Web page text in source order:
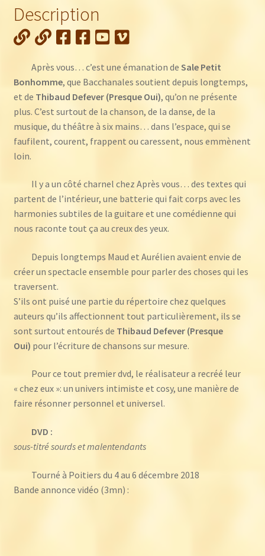
était :
22,00€.
est :
18,00€.
Vous…
:
CD
titres
DVD
Description
Après vous… c’est une émanation de Sale Petit
Bonhomme, que Bacchanales soutient depuis longtemps,
et de Thibaud Defever (Presque Oui), qu’on ne présente
plus. C’est surtout de la chanson, de la danse, de la
musique, du théâtre à six mains… dans l’espace, qui se
faufilent, courent, frappent ou caressent, nous emmènent
loin.
Il y a un côté charnel chez Après vous… des textes qui
partent de l’intérieur, une batterie qui fait corps avec les
harmonies subtiles de la guitare et une comédienne qui
nous raconte tout ça au creux des yeux.
Depuis longtemps Maud et Aurélien avaient envie de
créer un spectacle ensemble pour parler des choses qui les
traversent.
S’ils ont puisé une partie du répertoire chez quelques
auteurs qu’ils affectionnent tout particulièrement, ils se
sont surtout entourés de Thibaud Defever (Presque
Oui) pour l’écriture de chansons sur mesure.
Pour ce tout premier dvd, le réalisateur a recréé leur
« chez eux »: un univers intimiste et cosy, une manière de
faire résonner personnel et universel.
DVD :
sous-titré sourds et malentendants
Tourné à Poitiers du 4 au 6 décembre 2018
Bande annonce vidéo (3mn) :